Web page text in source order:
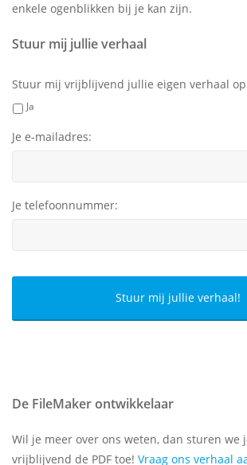
enkele ogenblikken bij je kan zijn.
Stuur mij jullie verhaal
Stuur mij vrijblijvend jullie eigen verhaal op
Ja
Je e-mailadres:
Je telefoonnummer:
De FileMaker ontwikkelaar
Wil je meer over ons weten, dan sturen we
vrijblijvend de PDF toe! Vraag ons verhaal